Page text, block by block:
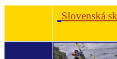
Slovenská